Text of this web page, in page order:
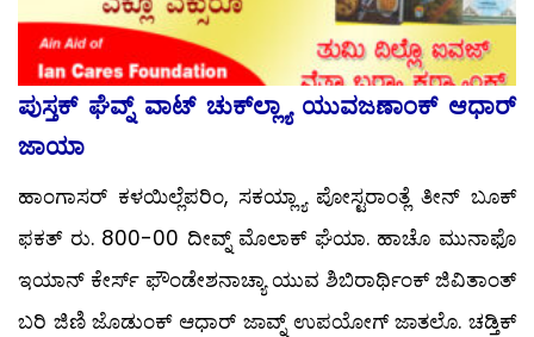
ಪುಸ್ತಕ್ ಘೆವ್ನ್ ವಾಟ್ ಚುಕ್‍ಲ್ಲ್ಯಾ ಯುವಜಣಾಂಕ್ ಆಧಾರ್
ಜಾಯಾ
ಹಾಂಗಾಸರ್ ಕಳಯಿಲ್ಲೆಪರಿಂ, ಸಕಯ್ಲ್ಯಾ ಪೋಸ್ಟರಾಂತ್ಲೆ ತೀನ್ ಬೂಕ್
ಫಕತ್ ರು. 800-00 ದೀವ್ನ್ ಮೊಲಾಕ್ ಘೆಯಾ. ಹಾಚೊ ಮುನಾಫೊ
ಇಯಾನ್ ಕೇರ್ಸ್ ಫೌಂಡೇಶನಾಚ್ಯಾ ಯುವ ಶಿಬಿರಾರ್ಥಿಂಕ್ ಜಿವಿತಾಂತ್
ಬರಿ ಜಿಣಿ ಜೊಡುಂಕ್ ಆಧಾರ್ ಜಾವ್ನ್ ಉಪಯೋಗ್ ಜಾತಲೊ. ಚಡ್ತಿಕ್